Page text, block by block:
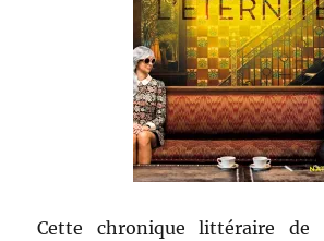
Cette chronique littéraire de